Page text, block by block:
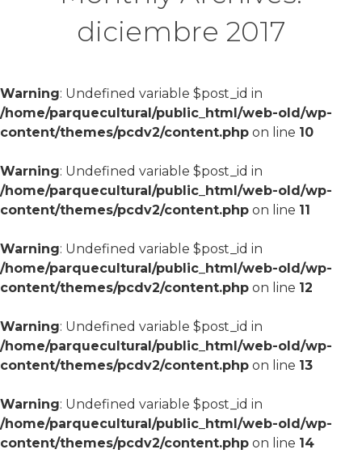
diciembre 2017
Warning: Undefined variable $post_id in
/home/parquecultural/public_html/web-old/wp-
content/themes/pcdv2/content.php on line 10
Warning: Undefined variable $post_id in
/home/parquecultural/public_html/web-old/wp-
content/themes/pcdv2/content.php on line 11
Warning: Undefined variable $post_id in
/home/parquecultural/public_html/web-old/wp-
content/themes/pcdv2/content.php on line 12
Warning: Undefined variable $post_id in
/home/parquecultural/public_html/web-old/wp-
content/themes/pcdv2/content.php on line 13
Warning: Undefined variable $post_id in
/home/parquecultural/public_html/web-old/wp-
content/themes/pcdv2/content.php on line 14